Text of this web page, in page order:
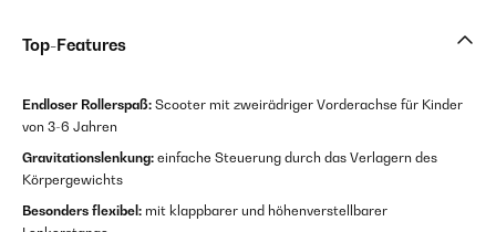
Top-Features
Endloser Rollerspaß: Scooter mit zweirädriger Vorderachse für Kinder
von 3-6 Jahren
Gravitationslenkung: einfache Steuerung durch das Verlagern des
Körpergewichts
Besonders flexibel: mit klappbarer und höhenverstellbarer